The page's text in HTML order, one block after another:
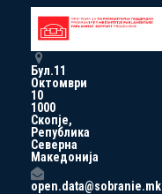
Бул.11
Октомври
10
1000
Скопје,
Република
Северна
Македонија
open.data@sobranie.mk